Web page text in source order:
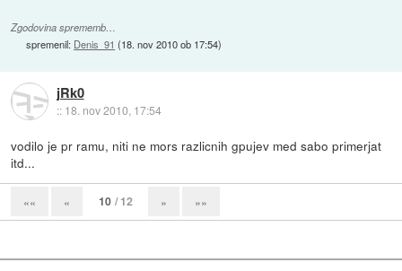
Zgodovina sprememb…
spremenil: Denis_91 (18. nov 2010 ob 17:54)
jRk0
:: 18. nov 2010, 17:54
vodilo je pr ramu, niti ne mors razlicnih gpujev med sabo primerjat
itd...
«« « 10 / 12 » »»